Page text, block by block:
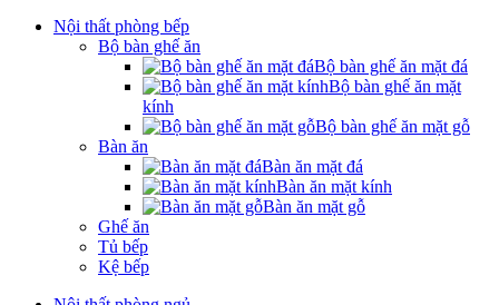
Nội thất phòng bếp
Bộ bàn ghế ăn
Bộ bàn ghế ăn mặt đá
Bộ bàn ghế ăn mặt
kính
Bộ bàn ghế ăn mặt gỗ
Bàn ăn
Bàn ăn mặt đá
Bàn ăn mặt kính
Bàn ăn mặt gỗ
Ghế ăn
Tủ bếp
Kệ bếp